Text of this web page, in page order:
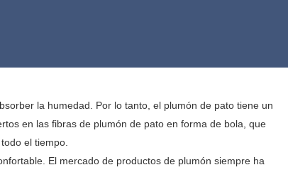
la humedad. Por lo tanto, el plumón de pato tiene un
en las fibras de plumón de pato en forma de bola, que
el tiempo.
El mercado de productos de plumón siempre ha